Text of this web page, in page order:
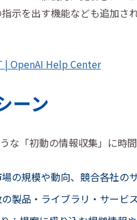
示を出す機能なども追加さ
| OpenAI Help Center
ーン
な「初動の情報収集」に時
の規模や動向、競合各社の
製品・ライブラリ・サービ